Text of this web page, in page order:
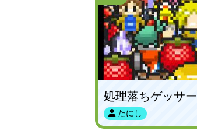
処理落ちゲッサー
たにし